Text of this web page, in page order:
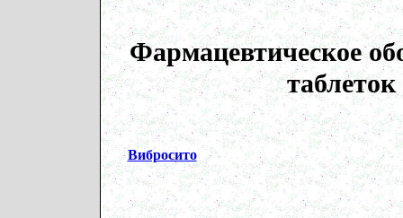
Фармацевтическое
Вибросито